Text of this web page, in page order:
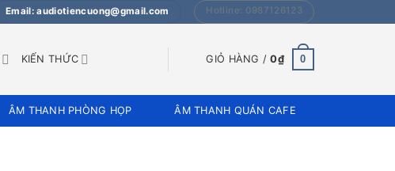
Email: audiotiencuong@gmail.com Hotline: 0987126123
KIẾN THỨC GIỎ HÀNG /0₫ 0
ÂM THANH PHÒNG HỌP ÂM THANH QUÁN CAFE